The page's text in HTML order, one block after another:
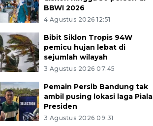
BBWI 2026
4 Agustus 2026 12:51
Bibit Siklon Tropis 94W
pemicu hujan lebat di
sejumlah wilayah
3 Agustus 2026 07:45
Pemain Persib Bandung tak
ambil pusing lokasi laga Piala
Presiden
3 Agustus 2026 09:31